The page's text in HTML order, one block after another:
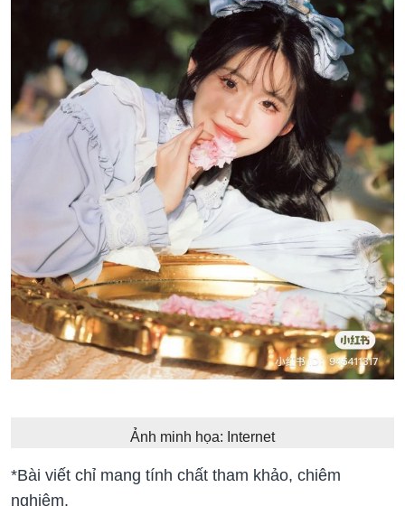
Ảnh minh họa: Internet
*Bài viết chỉ mang tính chất tham khảo, chiêm
nghiệm.